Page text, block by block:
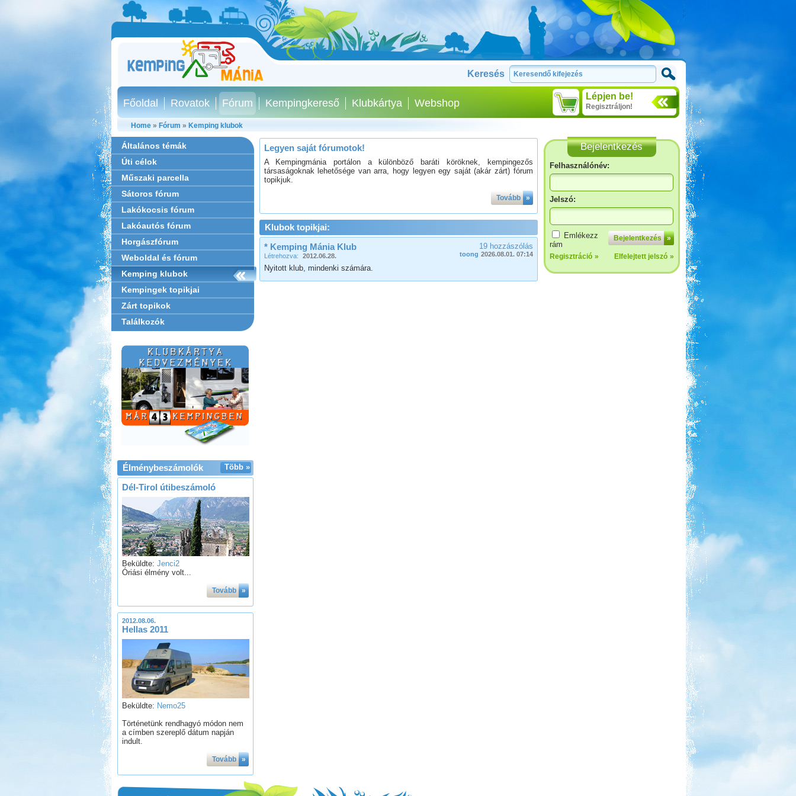
Keresés
Lépjen be!
Regisztráljon!
Főoldal Rovatok Fórum Kempingkereső Klubkártya Webshop
Home» Fórum » Kemping klubok
Általános témák
Úti célok
Műszaki parcella
Sátoros fórum
Lakókocsis fórum
Lakóautós fórum
Horgászfórum
Weboldal és fórum
Kemping klubok
Kempingek topikjai
Zárt topikok
Találkozók
Több »
Élménybeszámolók
Dél-Tirol útibeszámoló
Beküldte: Jenci2
Óriási élmény volt...
Tovább »
2012.08.06.
Hellas 2011
Beküldte: Nemo25
Történetünk rendhagyó módon nem
a címben szereplő dátum napján
indult.
Tovább »
Legyen saját fórumotok!
A Kempingmánia portálon a különböző baráti köröknek, kempingezős
társaságoknak lehetősége van arra, hogy legyen egy saját (akár zárt) fórum
topikjuk.
Tovább »
Klubok topikjai:
19 hozzászólás
toong 2026.08.01. 07:14
* Kemping Mánia Klub
Létrehozva: 2012.06.28.
Nyitott klub, mindenki számára.
Bejelentkezés
Felhasználónév:
Jelszó:
Bejelentkezés »
Emlékezz
rám
Regisztráció » Elfelejtett jelszó »